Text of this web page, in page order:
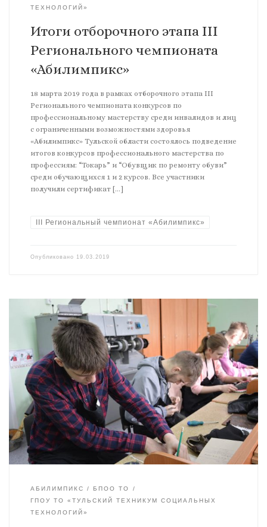
ТЕХНОЛОГИЙ»
Итоги отборочного этапа III
Регионального чемпионата
«Абилимпикс»
18 марта 2019 года в рамках отборочного этапа III
Регионального чемпионата конкурсов по
профессиональному мастерству среди инвалидов и лиц
с ограниченными возможностями здоровья
«Абилимпикс» Тульской области состоялось подведение
итогов конкурсов профессионального мастерства по
профессиям: “Токарь” и “Обувщик по ремонту обуви”
среди обучающихся 1 и 2 курсов. Все участники
получили сертификат […]
III Региональный чемпионат «Абилимпикс»
Опубликовано 19.03.2019
АБИЛИМПИКС
БПОО ТО
ГПОУ ТО «ТУЛЬСКИЙ ТЕХНИКУМ СОЦИАЛЬНЫХ
ТЕХНОЛОГИЙ»